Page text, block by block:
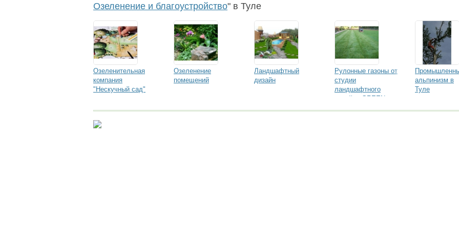
Озеленение и благоустройство" в Туле
Озеленительная
компания
"Нескучный сад"
Озеленение
помещений
Ландшафтный
дизайн
Рулонные газоны от
студии
ландшафтного
дизайна GREEN -
альпинизм в
Туле